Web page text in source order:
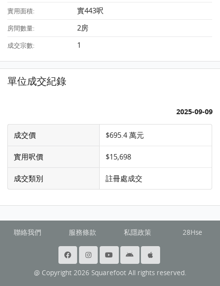
實用面積: 實443呎
房間數量: 2房
成交宗數: 1
單位成交紀錄
2025-09-09
成交價 $695.4 萬元
實用呎價 $15,698
成交類別 註冊處成交
聯絡我們 服務條款 私隱政策 28Hse
@ Copyright 2026 Squarefoot All rights reserved.